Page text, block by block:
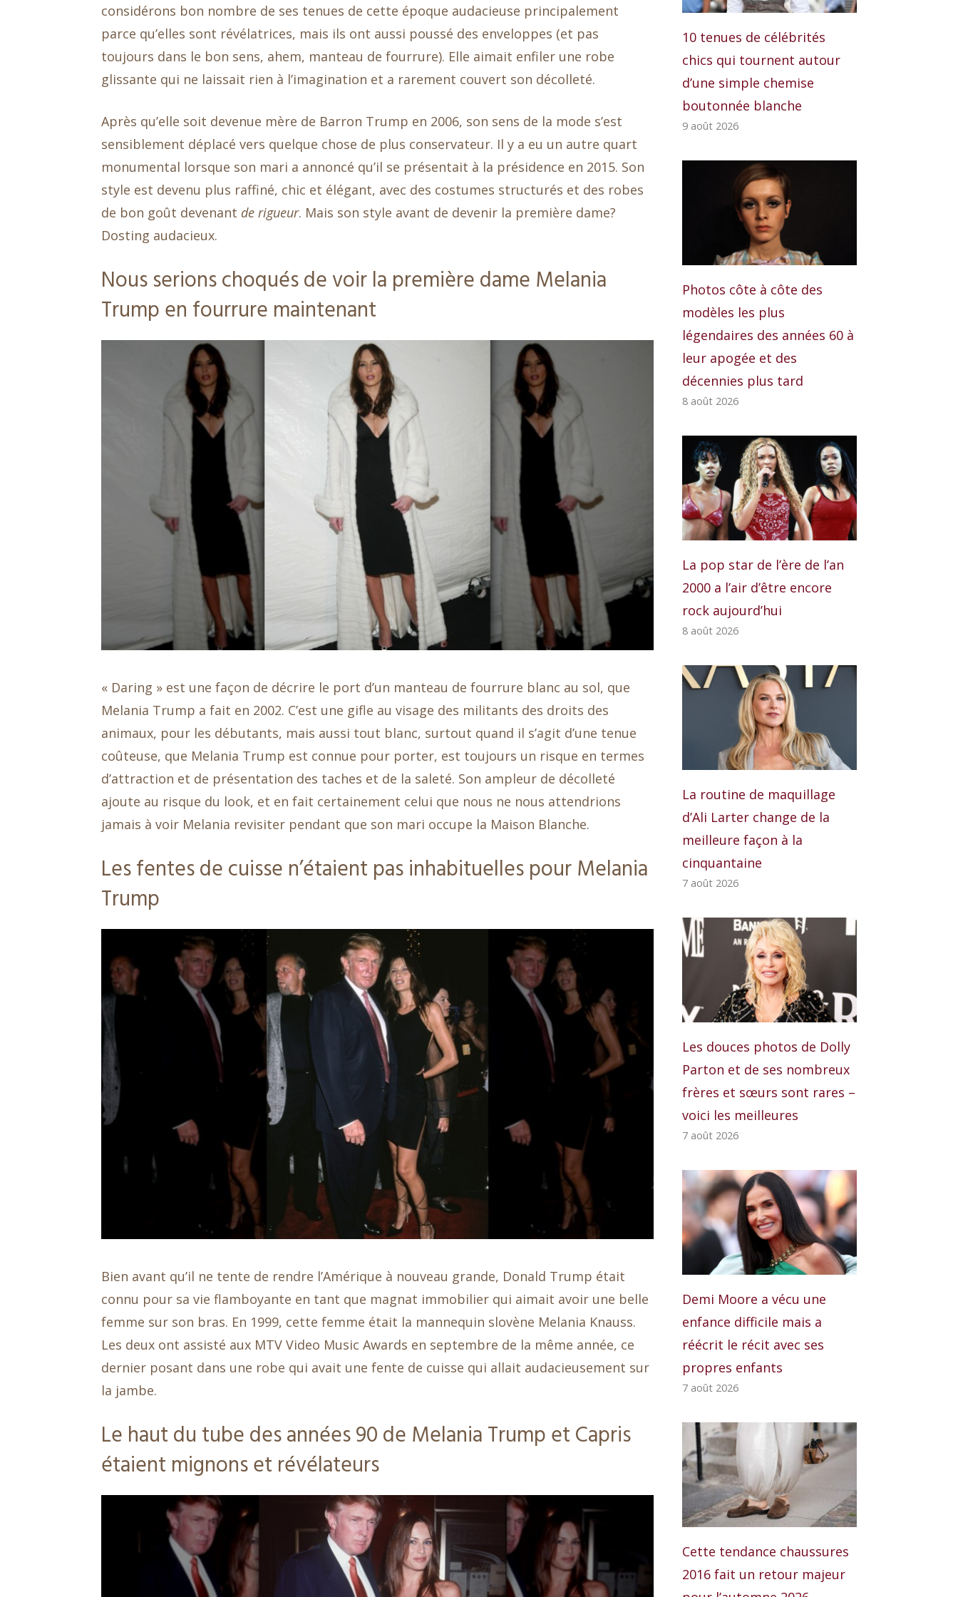
considérons bon nombre de ses tenues de cette époque audacieuse principalement
parce qu’elles sont révélatrices, mais ils ont aussi poussé des enveloppes (et pas
toujours dans le bon sens, ahem, manteau de fourrure). Elle aimait enfiler une robe
glissante qui ne laissait rien à l’imagination et a rarement couvert son décolleté.
Après qu’elle soit devenue mère de Barron Trump en 2006, son sens de la mode s’est
sensiblement déplacé vers quelque chose de plus conservateur. Il y a eu un autre quart
monumental lorsque son mari a annoncé qu’il se présentait à la présidence en 2015. Son
style est devenu plus raffiné, chic et élégant, avec des costumes structurés et des robes
de bon goût devenant de rigueur. Mais son style avant de devenir la première dame?
Dosting audacieux.
Nous serions choqués de voir la première dame Melania
Trump en fourrure maintenant
« Daring » est une façon de décrire le port d’un manteau de fourrure blanc au sol, que
Melania Trump a fait en 2002. C’est une gifle au visage des militants des droits des
animaux, pour les débutants, mais aussi tout blanc, surtout quand il s’agit d’une tenue
coûteuse, que Melania Trump est connue pour porter, est toujours un risque en termes
d’attraction et de présentation des taches et de la saleté. Son ampleur de décolleté
ajoute au risque du look, et en fait certainement celui que nous ne nous attendrions
jamais à voir Melania revisiter pendant que son mari occupe la Maison Blanche.
Les fentes de cuisse n’étaient pas inhabituelles pour Melania
Trump
Bien avant qu’il ne tente de rendre l’Amérique à nouveau grande, Donald Trump était
connu pour sa vie flamboyante en tant que magnat immobilier qui aimait avoir une belle
femme sur son bras. En 1999, cette femme était la mannequin slovène Melania Knauss.
Les deux ont assisté aux MTV Video Music Awards en septembre de la même année, ce
dernier posant dans une robe qui avait une fente de cuisse qui allait audacieusement sur
la jambe.
Le haut du tube des années 90 de Melania Trump et Capris
étaient mignons et révélateurs
10 tenues de célébrités
chics qui tournent autour
d’une simple chemise
boutonnée blanche
9 août 2026
Photos côte à côte des
modèles les plus
légendaires des années 60 à
leur apogée et des
décennies plus tard
8 août 2026
La pop star de l’ère de l’an
2000 a l’air d’être encore
rock aujourd’hui
8 août 2026
La routine de maquillage
d’Ali Larter change de la
meilleure façon à la
cinquantaine
7 août 2026
Les douces photos de Dolly
Parton et de ses nombreux
frères et sœurs sont rares –
voici les meilleures
7 août 2026
Demi Moore a vécu une
enfance difficile mais a
réécrit le récit avec ses
propres enfants
7 août 2026
Cette tendance chaussures
2016 fait un retour majeur